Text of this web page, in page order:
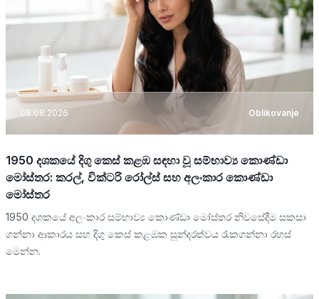
08.08.2026 Oblikovanje
1950 දශකයේ දිගු කෙස් කළඹ සඳහා වූ සම්භාව්‍ය කොණ්ඩා
මෝස්තර: කරල්, වික්ටරි රෝල්ස් සහ අලංකාර කොණ්ඩා
මෝස්තර
1950 දශකයේ අලංකාර සම්භාව්‍ය කොණ්ඩා මෝස්තර නිවසේදීම සකසා
ගන්නා ආකාරය සහ දිගු කෙස් කළඹක සුන්දරත්වය රැකගන්නා රහස්
මෙන්න.